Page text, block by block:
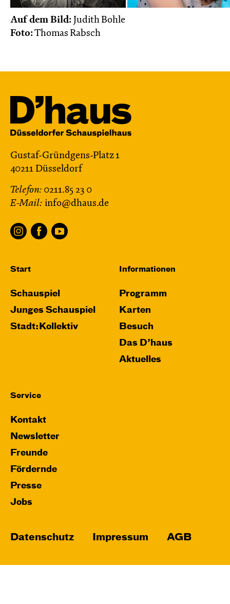
Auf dem Bild: Judith Bohle
Foto:Thomas Rabsch
Gustaf-Gründgens-Platz 1
40211 Düsseldorf
Telefon: 0211.85 23 0
E-Mail: info@dhaus.de
Start
Schauspiel
Junges Schauspiel
Stadt:Kollektiv
Informationen
Programm
Karten
Besuch
Das D’haus
Aktuelles
Service
Kontakt
Newsletter
Freunde
Fördernde
Presse
Jobs
Datenschutz Impressum AGB